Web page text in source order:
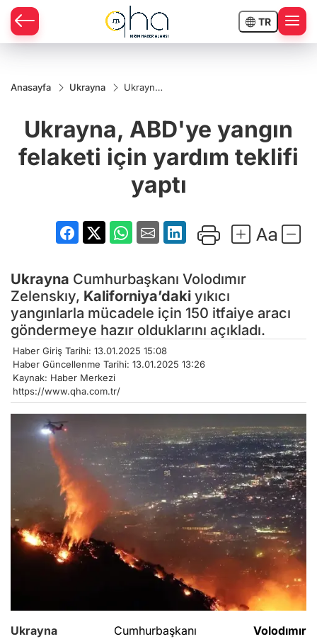
TR
Anasayfa Ukrayna
Ukrayna,
felaketi
için
teklifi
yaptı
Ukrayna, ABD'ye yangın
felaketi için yardım teklifi
yaptı
Ukrayna Cumhurbaşkanı Volodımır
Zelenskıy, Kaliforniya’daki yıkıcı
yangınlarla mücadele için 150 itfaiye aracı
göndermeye hazır olduklarını açıkladı.
Haber Giriş Tarihi: 13.01.2025 15:08
Haber Güncellenme Tarihi: 13.01.2025 13:26
Kaynak: Haber Merkezi
https://www.qha.com.tr/
Ukrayna Cumhurbaşkanı Volodımır